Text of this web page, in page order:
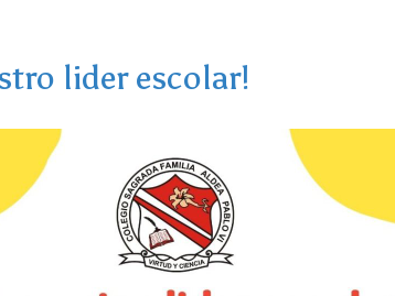
lider escolar!